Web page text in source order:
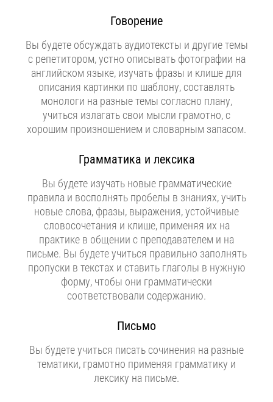
Говорение
Вы будете обсуждать аудиотексты и другие темы
с репетитором, устно описывать фотографии на
английском языке, изучать фразы и клише для
описания картинки по шаблону, составлять
монологи на разные темы согласно плану,
учиться излагать свои мысли грамотно, с
хорошим произношением и словарным запасом.
Грамматика и лексика
Вы будете изучать новые грамматические
правила и восполнять пробелы в знаниях, учить
новые слова, фразы, выражения, устойчивые
словосочетания и клише, применяя их на
практике в общении с преподавателем и на
письме. Вы будете учиться правильно заполнять
пропуски в текстах и ставить глаголы в нужную
форму, чтобы они грамматически
соответствовали содержанию.
Письмо
Вы будете учиться писать сочинения на разные
тематики, грамотно применяя грамматику и
лексику на письме.